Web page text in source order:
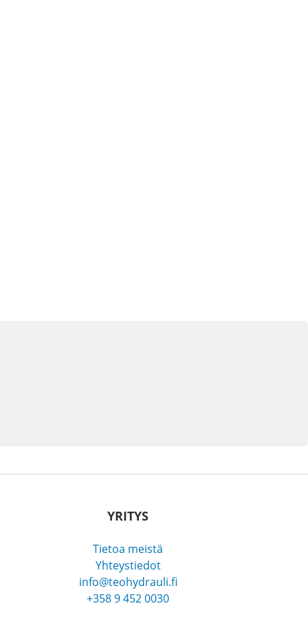
YRITYS
Tietoa meistä
Yhteystiedot
info@teohydrauli.fi
+358 9 452 0030